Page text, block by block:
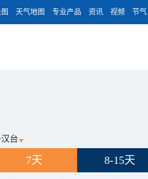
天气地图 专业产品 资讯 视频 节气
汉台
7天 8-15天